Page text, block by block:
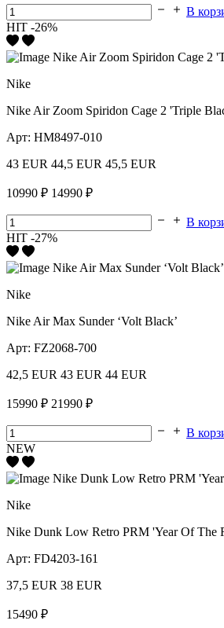
В
HIT -26%
Nike
Nike Air Zoom Spiridon Cage 2 'Triple
Арт: HM8497-010
43 EUR 44,5 EUR 45,5 EUR
10990 ₽ 14990 ₽
В
HIT -27%
Nike
Nike Air Max Sunder ‘Volt Black’
Арт: FZ2068-700
42,5 EUR 43 EUR 44 EUR
15990 ₽ 21990 ₽
В
NEW
Nike
Nike Dunk Low Retro PRM 'Year Of The
Арт: FD4203-161
37,5 EUR 38 EUR
15490 ₽